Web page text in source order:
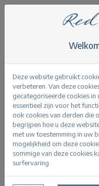
Drew
Terug
Deze website gebruikt
verbeteren. Van deze
gecategoriseerde cookies
essentieel zijn voor het
ook cookies van derden die
begrijpen hoe u deze
met uw toestemming in uw
mogelijkheid om deze
sommige van deze cookies
surfervaring.